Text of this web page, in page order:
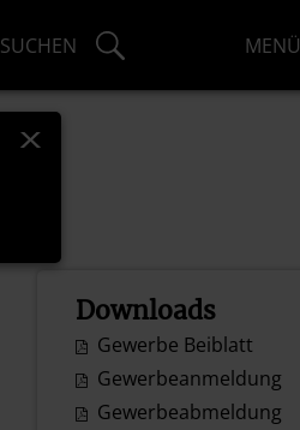
x
SUCHEN MENÜ
Downloads
Gewerbe Beiblatt
Gewerbeanmeldung
Gewerbeabmeldung